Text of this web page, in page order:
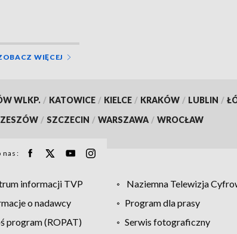
WIĘCEJ
WLKP. / KATOWICE / KIELCE / KRAKÓW / LUBLIN /
/ SZCZECIN / WARSZAWA / WROCŁAW
nas:
informacji TVP Naziemna Telewizja
o nadawcy
Program dla prasy
program (ROPAT)
Serwis fotograficzny